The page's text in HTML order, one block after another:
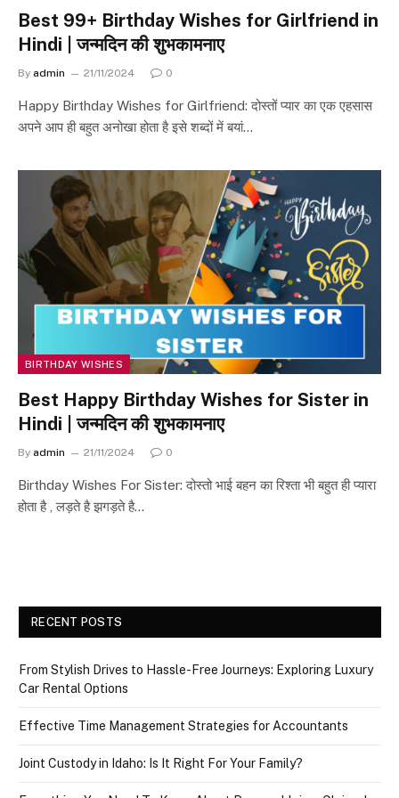
Best 99+ Birthday Wishes for Girlfriend in
Hindi | जन्मदिन की शुभकामनाए
By admin 21/11/2024 0
Happy Birthday Wishes for Girlfriend: दोस्तों प्यार का एक एहसास
अपने आप ही बहुत अनोखा होता है इसे शब्दों में बयां…
BIRTHDAY WISHES
Best Happy Birthday Wishes for Sister in
Hindi | जन्मदिन की शुभकामनाए
By admin 21/11/2024 0
Birthday Wishes For Sister: दोस्तो भाई बहन का रिश्ता भी बहुत ही प्यारा
होता है , लड़ते है झगड़ते है…
RECENT POSTS
From Stylish Drives to Hassle-Free Journeys: Exploring Luxury
Car Rental Options
Effective Time Management Strategies for Accountants
Joint Custody in Idaho: Is It Right For Your Family?